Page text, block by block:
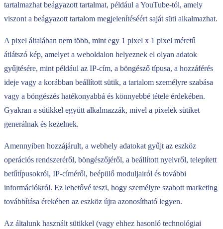
tartalmazhat beágyazott tartalmat, például a YouTube-tól, amely
viszont a beágyazott tartalom megjelenítéséért saját süti alkalmazhat.
A pixel általában nem több, mint egy 1 pixel x 1 pixel méretű
átlátszó kép, amelyet a weboldalon helyeznek el olyan adatok
gyűjtésére, mint például az IP-cím, a böngésző típusa, a hozzáférés
ideje vagy a korábban beállított sütik, a tartalom személyre szabása
vagy a böngészés hatékonyabbá és könnyebbé tétele érdekében.
Gyakran a sütikkel együtt alkalmazzák, mivel a pixelek sütiket
generálnak és kezelnek.
Amennyiben hozzájárult, a webhely adatokat gyűjt az eszköz
operációs rendszeréről, böngészőjéről, a beállított nyelvről, telepített
betűtípusokról, IP-címéről, beépülő moduljairól és további
információkról. Ez lehetővé teszi, hogy személyre szabott marketing
továbbítása érekében az eszköz újra azonosítható legyen.
Az általunk használt sütikkel (vagy ehhez hasonló technológiai